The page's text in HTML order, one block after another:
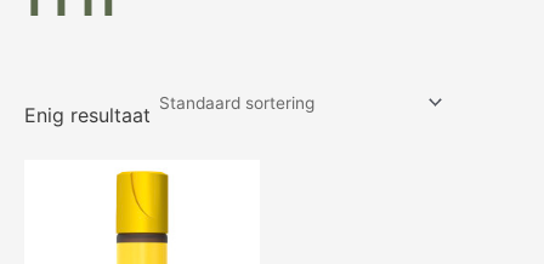
Enig resultaat